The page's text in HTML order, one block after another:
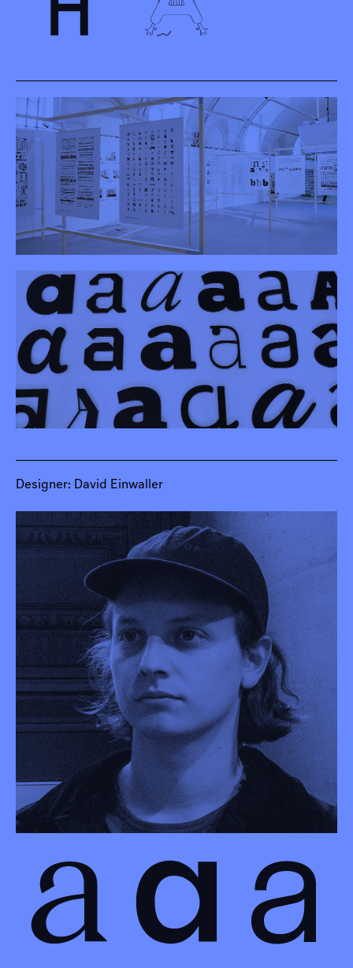
Einblick in die Ausstellung, Design Forum, 2017
(Foto: Johannes Raimann)
Einblick in die Ausstellung, Design Forum, 2017
(Foto: Johannes Raimann)
Designer: David Einwaller